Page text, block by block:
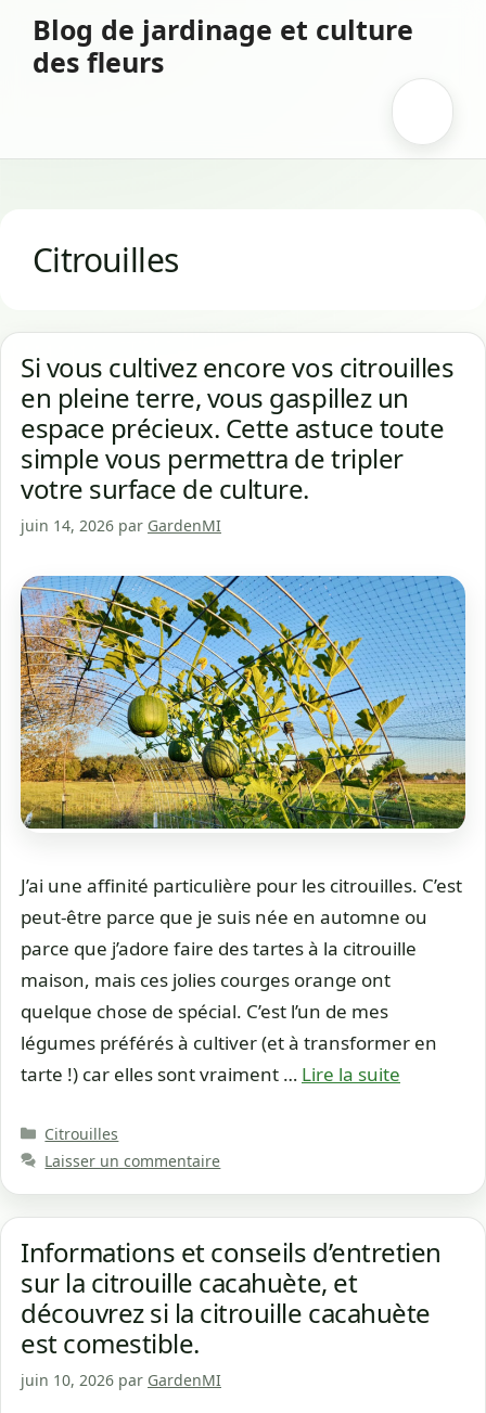
contenu
Blog de jardinage et culture
des fleurs
Citrouilles
Si vous cultivez encore vos citrouilles
en pleine terre, vous gaspillez un
espace précieux. Cette astuce toute
simple vous permettra de tripler
votre surface de culture.
juin 14, 2026 par GardenMI
J’ai une affinité particulière pour les citrouilles. C’est
peut-être parce que je suis née en automne ou
parce que j’adore faire des tartes à la citrouille
maison, mais ces jolies courges orange ont
quelque chose de spécial. C’est l’un de mes
légumes préférés à cultiver (et à transformer en
tarte !) car elles sont vraiment … Lire la suite
Catégories
Citrouilles
Laisser un commentaire
Informations et conseils d’entretien
sur la citrouille cacahuète, et
découvrez si la citrouille cacahuète
est comestible.
juin 10, 2026 par GardenMI